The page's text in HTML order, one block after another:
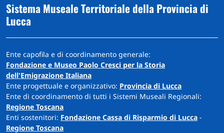
Sistema Museale Territoriale della Provincia di
Lucca
Ente capofila e di coordinamento generale:
Fondazione e Museo Paolo Cresci per la Storia
dell'Emigrazione Italiana
Ente progettuale e organizzativo: Provincia di Lucca
Ente di coordinamento di tutti i Sistemi Museali Regionali:
Regione Toscana
Enti sostenitori: Fondazione Cassa di Risparmio di Lucca -
Regione Toscana